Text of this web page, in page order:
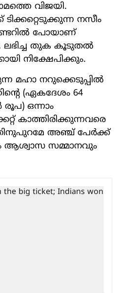
വിജയി.
നസീം
പോയാണ്
ലഭിച്ച തുക കൂടുതല്‍
നിക്ഷേപിക്കും.
മഹാ നറുക്കെടുപ്പില്‍
(ഏകദേശം 64
രൂപ) ഒന്നാം
കാത്തിരിക്കുന്നവരെ
അഞ്ച് പേര്‍ക്ക്
ആശ്വാസ സമ്മാനവും